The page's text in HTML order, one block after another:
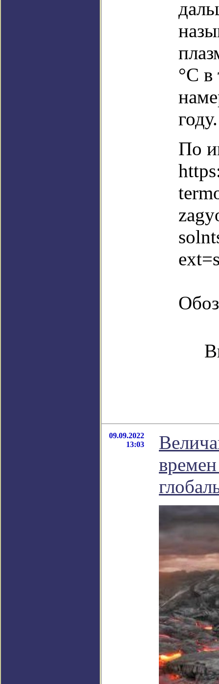
°C в
году.
По
09.09.2022
13:03